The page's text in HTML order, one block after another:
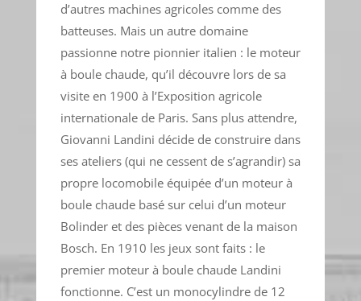
d’autres machines agricoles comme des
batteuses. Mais un autre domaine
passionne notre pionnier italien : le moteur
à boule chaude, qu’il découvre lors de sa
visite en 1900 à l’Exposition agricole
internationale de Paris. Sans plus attendre,
Giovanni Landini décide de construire dans
ses ateliers (qui ne cessent de s’agrandir) sa
propre locomobile équipée d’un moteur à
boule chaude basé sur celui d’un moteur
Bolinder et des pièces venant de la maison
Bosch. En 1910 les jeux sont faits : le
premier moteur à boule chaude Landini
fonctionne. C’est un monocylindre de 12